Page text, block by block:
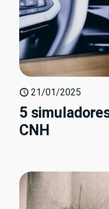
21/01/2025
5
CNH